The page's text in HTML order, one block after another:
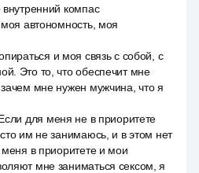
внутренний компас
моя автономность, моя
и моя связь с собой, с
Это то, что обеспечит мне
мне нужен мужчина, что я
для меня не в приоритете
им не занимаюсь, и в этом нет
в приоритете и мои
мне заниматься сексом, я